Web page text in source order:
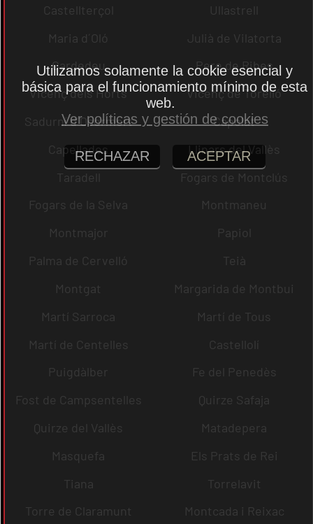
Castellterçol
Ullastrell
Maria d´Oló
Julià de Vilatorta
Cardedeu
Pere de Ribes
Vicenç dels Horts
Vicenç de Torelló
Sadurní d´Osormort
Capolat
Capellades
Llinars del Vallès
Taradell
Fogars de Montclús
Fogars de la Selva
Montmaneu
Montmajor
Papiol
Palma de Cervelló
Teià
Montgat
Margarida de Montbui
Martí Sarroca
Martí de Tous
Martí de Centelles
Castellolí
Puigdàlber
Fe del Penedès
Fost de Campsentelles
Quirze Safaja
Quirze del Vallès
Matadepera
Masquefa
Els Prats de Rei
Tiana
Torrelavit
Torre de Claramunt
Montcada i Reixac
Utilizamos solamente la cookie esencial y
básica para el funcionamiento mínimo de esta
web.
Ver políticas y gestión de cookies
RECHAZAR ACEPTAR